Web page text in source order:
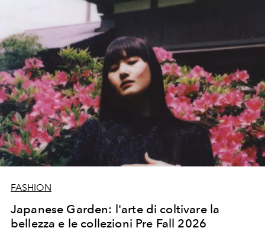
FASHION
Japanese Garden: l'arte di coltivare la
bellezza e le collezioni Pre Fall 2026